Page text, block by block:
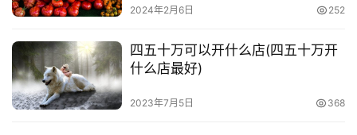
2024年2月6日 252
四五十万可以开什么店(四五十万开
什么店最好)
2023年7月5日 368